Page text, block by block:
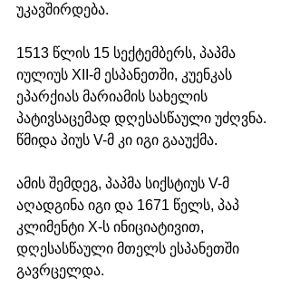
უკავშირდება.
1513 წლის 15 სექტემბერს, პაპმა
იულიუს XII-მ ესპანეთში, კუენკას
ეპარქიას მარიამის სახელის
პატივსაცემად დღესასწაული უძღვნა.
წმიდა პიუს V-მ კი იგი გააუქმა.
ამის შემდეგ, პაპმა სიქსტიუს V-მ
აღადგინა იგი და 1671 წელს, პაპ
კლიმენტი X-ს ინიციატივით,
დღესასწაული მთელს ესპანეთში
გავრცელდა.